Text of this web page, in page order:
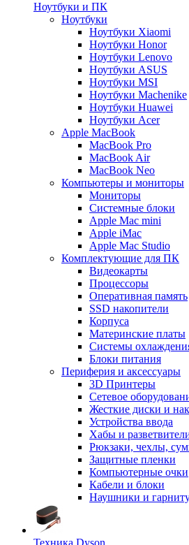
Ноутбуки и ПК
Ноутбуки
Ноутбуки Xiaomi
Ноутбуки Honor
Ноутбуки Lenovo
Ноутбуки ASUS
Ноутбуки MSI
Ноутбуки Machenike
Ноутбуки Huawei
Ноутбуки Acer
Apple MacBook
MacBook Pro
MacBook Air
MacBook Neo
Компьютеры и мониторы
Мониторы
Системные блоки
Apple Mac mini
Apple iMac
Apple Mac Studio
Комплектующие для ПК
Видеокарты
Процессоры
Оперативная память
SSD накопители
Корпуса
Материнские платы
Системы
Блоки питания
Периферия и аксессуары
3D Принтеры
Сетевое
Жесткие диски и
Устройства ввода
Хабы и
Рюкзаки, чехлы,
Защитные пленки
Компьютерные очки
Кабели и блоки
Наушники и
Техника Dyson